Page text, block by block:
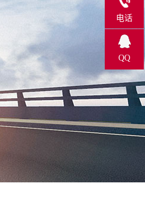
电话
0531-
QQ